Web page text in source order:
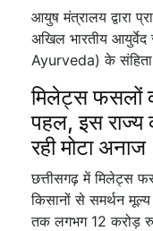
आयुष मंत्रालय द्वारा
अखिल भारतीय
Ayurveda) के
मिलेट्स फसलों
पहल, इस राज्य
रही मोटा अनाज
छत्तीसगढ़ में मिलेट्स
किसानों से समर्थन
तक लगभग 12 करोड़